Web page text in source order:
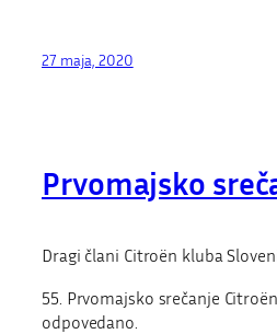
27 maja, 2020
Prvomajsko
Dragi člani Citroën kluba
55. Prvomajsko srečanje
odpovedano.